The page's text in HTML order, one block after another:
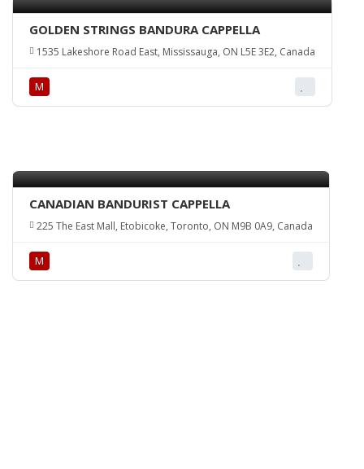
GOLDEN STRINGS BANDURA CAPPELLA
1535 Lakeshore Road East, Mississauga, ON L5E 3E2, Canada
М
CANADIAN BANDURIST CAPPELLA
225 The East Mall, Etobicoke, Toronto, ON M9B 0A9, Canada
М